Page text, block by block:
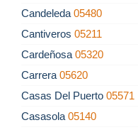
Candeleda 05480
Cantiveros 05211
Cardeñosa 05320
Carrera 05620
Casas Del Puerto 05571
Casasola 05140